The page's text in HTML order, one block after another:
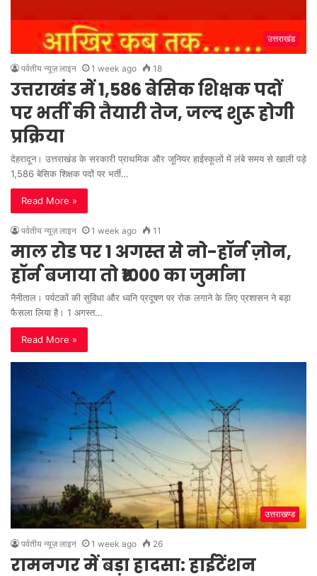
उत्तराखंड
पर्वतीय न्यूज़ लाइन 1 week ago 18
उत्तराखंड में 1,586 बेसिक शिक्षक पदों
पर भर्ती की तैयारी तेज, जल्द शुरू होगी
प्रक्रिया
देहरादून। उत्तराखंड के सरकारी प्राथमिक और जूनियर हाईस्कूलों में लंबे समय से खाली पड़े
1,586 बेसिक शिक्षक पदों पर भर्ती…
Read More »
पर्वतीय न्यूज़ लाइन 1 week ago 11
माल रोड पर 1 अगस्त से नो-हॉर्न ज़ोन,
हॉर्न बजाया तो ₹1000 का जुर्माना
नैनीताल। पर्यटकों की सुविधा और ध्वनि प्रदूषण पर रोक लगाने के लिए प्रशासन ने बड़ा
फैसला लिया है। 1 अगस्त…
Read More »
उत्तराखण्ड
पर्वतीय न्यूज़ लाइन 1 week ago 26
रामनगर में बड़ा हादसा: हाईटेंशन